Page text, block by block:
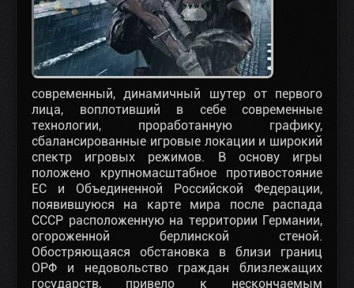
современный, динамичный шутер от первого
лица, воплотивший в себе современные
технологии, проработанную графику,
сбалансированные игровые локации и широкий
спектр игровых режимов. В основу игры
положено крупномасштабное противостояние
ЕС и Объединенной Российской Федерации,
появившуюся на карте мира после распада
СССР расположенную на территории Германии,
огороженной берлинской стеной.
Обостряющаяся обстановка в близи границ
ОРФ и недовольство граждан близлежащих
государств, привело к нескончаемым